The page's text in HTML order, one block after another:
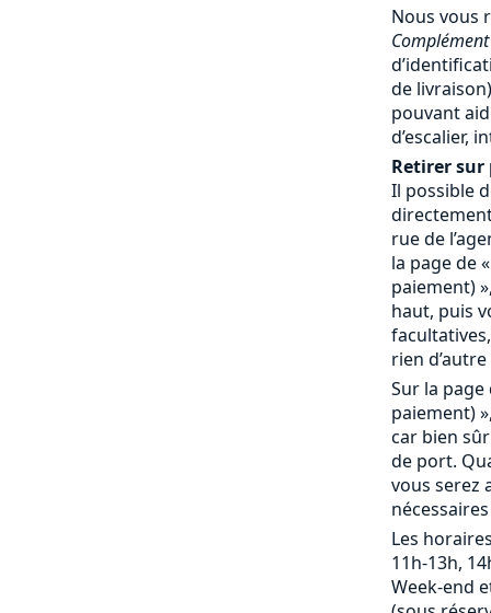
Nous vous
Complément
de
pouvant
d’escalier,
Retirer sur
Il possible
rue de
la page de
paiement)
haut, puis
rien
Sur la
paiement)
car bien
de port.
vous serez
Les
11h-13h,
Week-end